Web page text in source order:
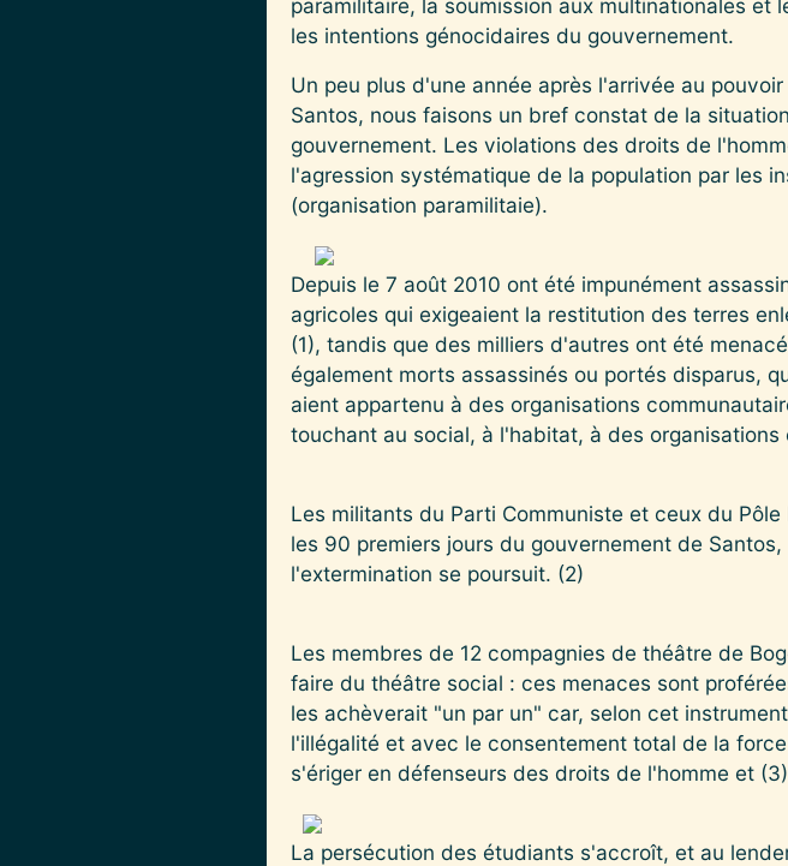
paramilitaire, la soumission aux multinationales
les intentions génocidaires du gouvernement.
Un peu plus d'une année après l'arrivée au
Santos, nous faisons un bref constat de la
gouvernement. Les violations des droits de
l'agression systématique de la population par les
(organisation paramilitaie).
Depuis le 7 août 2010 ont été impunément
agricoles qui exigeaient la restitution des terres
(1), tandis que des milliers d'autres ont été
également morts assassinés ou portés disparus,
aient appartenu à des organisations
touchant au social, à l'habitat, à des
Les militants du Parti Communiste et ceux du
les 90 premiers jours du gouvernement de
l'extermination se poursuit. (2)
Les membres de 12 compagnies de théâtre de
faire du théâtre social : ces menaces sont
les achèverait "un par un" car, selon cet
l'illégalité et avec le consentement total de la
s'ériger en défenseurs des droits de l'homme et
La persécution des étudiants s'accroît, et au